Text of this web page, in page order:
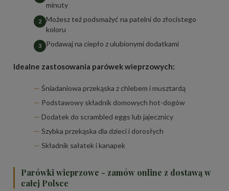
minuty
Możesz też podsmażyć na patelni do złocistego
koloru
Podawaj na ciepło z ulubionymi dodatkami
Idealne zastosowania parówek wieprzowych:
Śniadaniowa przekąska z chlebem i musztardą
Podstawowy składnik domowych hot-dogów
Dodatek do scrambled eggs lub jajecznicy
Szybka przekąska dla dzieci i dorosłych
Składnik sałatek i kanapek
Parówki wieprzowe - zamów online z dostawą w
całej Polsce